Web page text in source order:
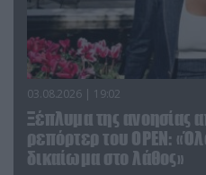
03.08.2026 | 19:02
Ξέπλυμα της ανοησίας
ρεπόρτερ του ΟΡΕΝ:
δικαίωμα στο λάθος»